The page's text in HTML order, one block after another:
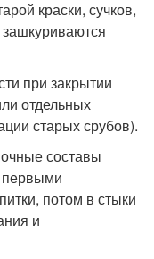
краски, сучков,
при закрытии
отдельных
старых срубов).
составы
первыми
потом в стыки
и